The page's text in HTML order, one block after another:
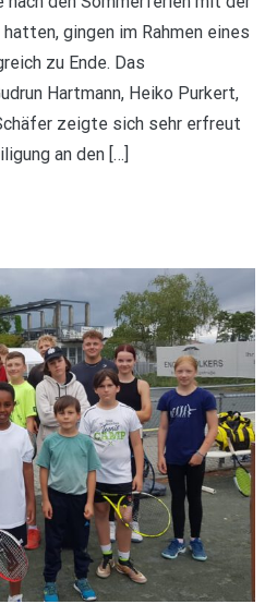
gingen im Rahmen eines
zu Ende. Das
Hartmann, Heiko Purkert,
zeigte sich sehr erfreut
an den […]